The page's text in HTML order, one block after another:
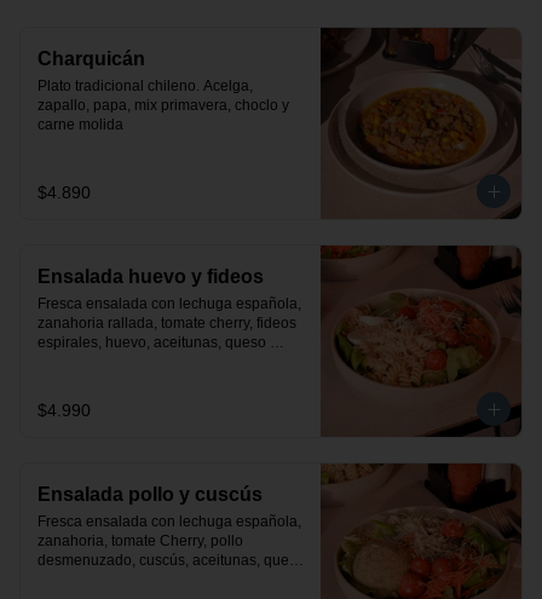
Charquicán
Plato tradicional chileno. Acelga,
zapallo, papa, mix primavera, choclo y
carne molida
$4.890
Ensalada huevo y fideos
Fresca ensalada con lechuga española,
zanahoria rallada, tomate cherry, fideos
espirales, huevo, aceitunas, queso
$4.990
Ensalada pollo y cuscús
Fresca ensalada con lechuga española,
zanahoria, tomate Cherry, pollo
desmenuzado, cuscús, aceitunas, queso